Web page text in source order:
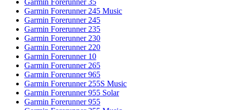
Garmin Forerunner 35
Garmin Forerunner 245 Music
Garmin Forerunner 245
Garmin Forerunner 235
Garmin Forerunner 230
Garmin Forerunner 220
Garmin Forerunner 10
Garmin Forerunner 265
Garmin Forerunner 965
Garmin Forerunner 255S Music
Garmin Forerunner 955 Solar
Garmin Forerunner 955